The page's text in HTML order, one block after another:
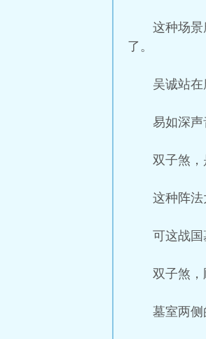
这种场
了。
吴诚站
易如深声
双子煞，
这种阵法
可这战国
双子煞，
墓室两侧